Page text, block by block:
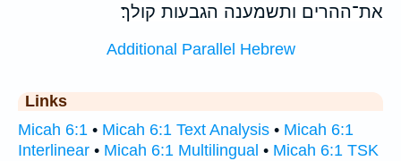
את־ההרים ותשמענה הגבעות קולך׃
Additional Parallel Hebrew
Links
Micah 6:1 • Micah 6:1 Text Analysis • Micah 6:1
Interlinear • Micah 6:1 Multilingual • Micah 6:1 TSK